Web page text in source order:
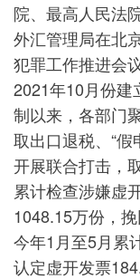
院、最高人民法
外汇管理局在北
犯罪工作推进会
2021年10月份建
制以来，各部门
取出口退税、“
开展联合打击，
累计检查涉嫌虚
1048.15万份，
今年1月至5月累
认定虚开发票